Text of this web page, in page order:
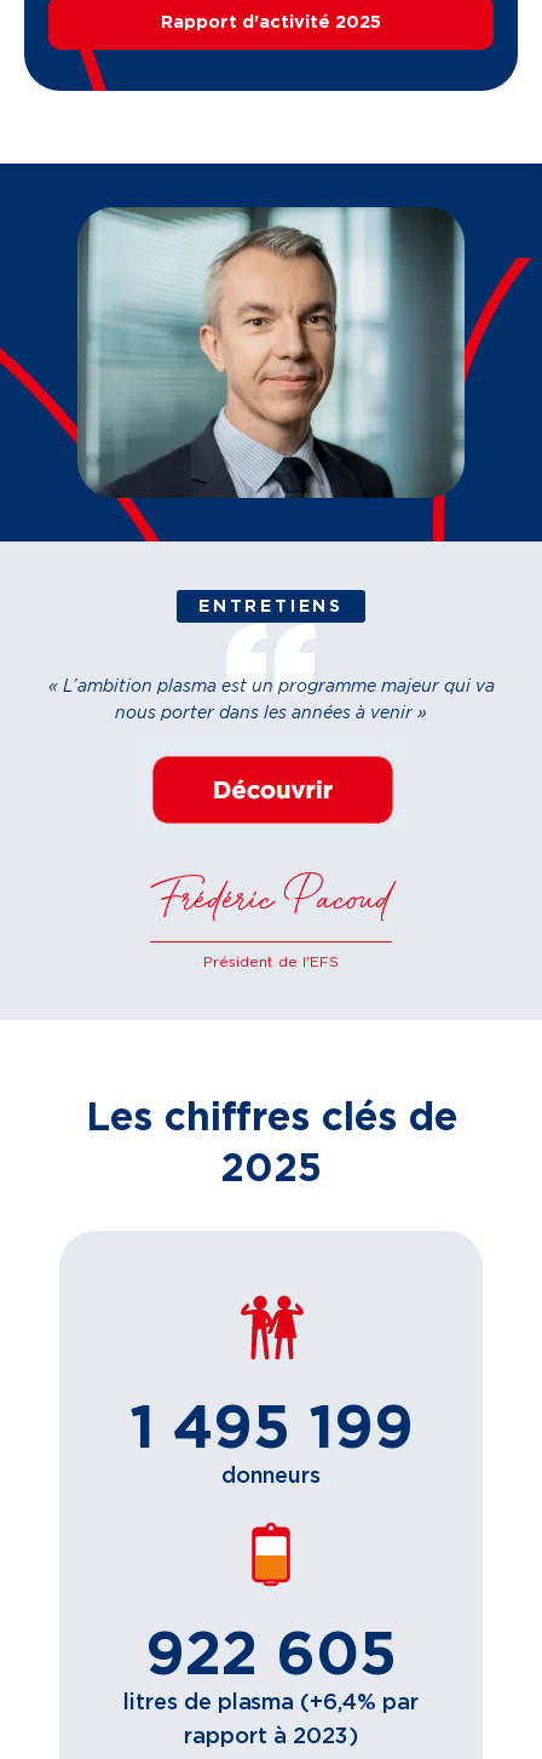
Rapport d'activité 2025
ENTRETIENS
« L’ambition plasma est un programme majeur qui va
nous porter dans les années à venir »
Frédéric Pacoud
Président de l'EFS
Les chiffres clés de
2025
1 495 199
donneurs
922 605
litres de plasma (+6,4% par
rapport à 2023)